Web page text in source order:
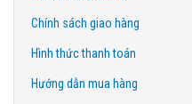
Chính sách giao hàng
Hình thức thanh toán
Hướng dẫn mua hàng